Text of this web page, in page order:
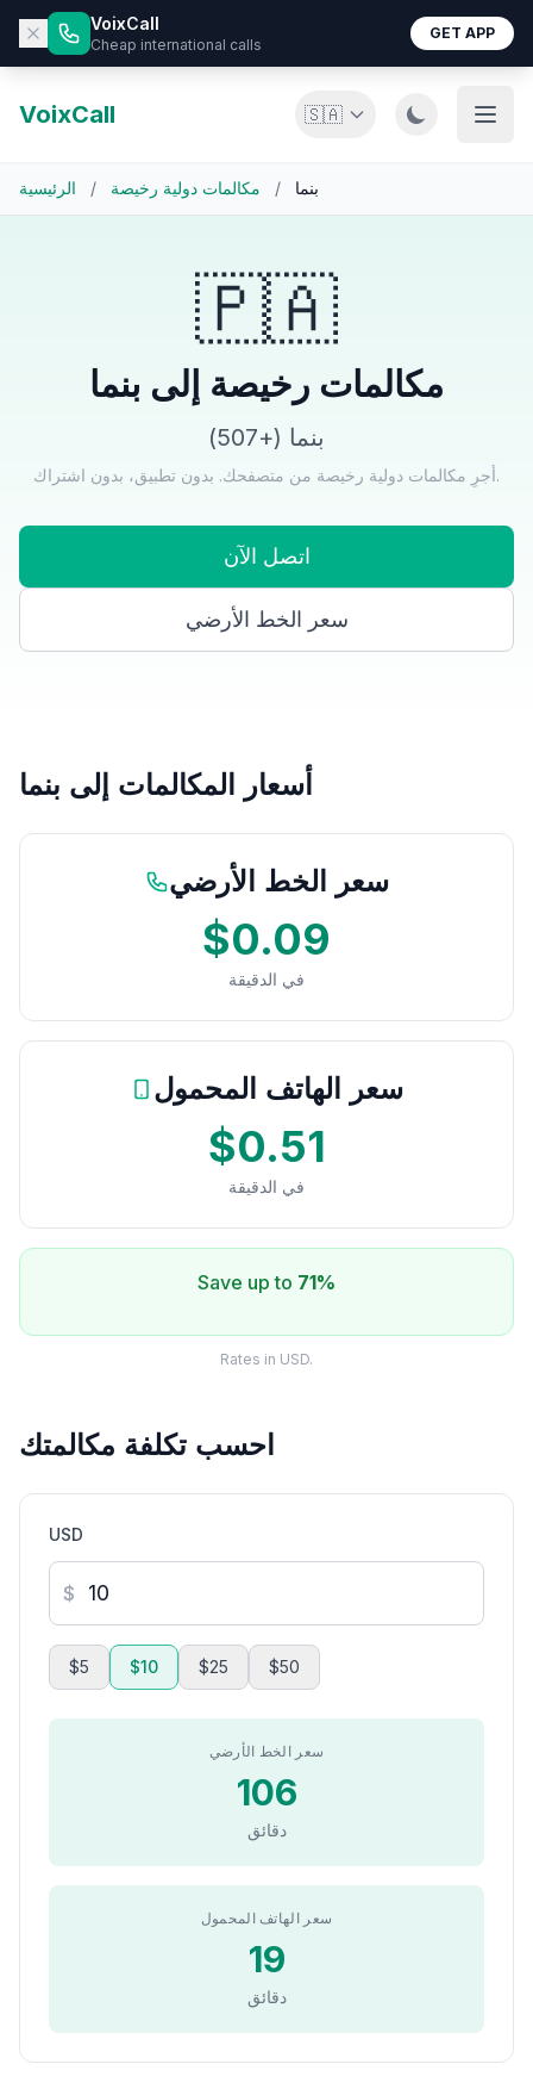
VoixCall
Cheap international calls
GET APP
VoixCall 🇸🇦
الرئيسية / مكالمات دولية رخيصة / بنما
🇵🇦
مكالمات رخيصة إلى بنما
بنما (+507)
أجرِ مكالمات دولية رخيصة من متصفحك. بدون تطبيق، بدون اشتراك.
اتصل الآن
سعر الخط الأرضي
أسعار المكالمات إلى بنما
سعر الخط الأرضي
$0.09
في الدقيقة
سعر الهاتف المحمول
$0.51
في الدقيقة
Save up to 71%
Rates in USD.
احسب تكلفة مكالمتك
USD
$
$5 $10 $25 $50
سعر الخط الأرضي
106
دقائق
سعر الهاتف المحمول
19
دقائق